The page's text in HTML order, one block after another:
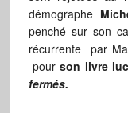
démographe
penché sur son
récurrente par
pourson livre
fermés.